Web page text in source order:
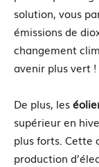
solution, vous
émissions de
changement
avenir plus vert !
De plus, les
supérieur en
plus forts. Cette
production